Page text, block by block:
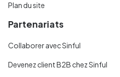
Plan du site
Partenariats
Collaborer avec Sinful
Devenez client B2B chez Sinful